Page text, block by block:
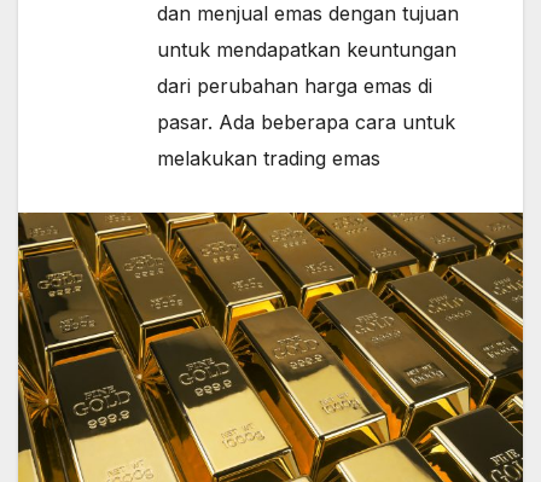
dan menjual emas dengan tujuan
untuk mendapatkan keuntungan
dari perubahan harga emas di
pasar. Ada beberapa cara untuk
melakukan trading emas